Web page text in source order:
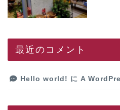
最近のコメント
Hello world! に A